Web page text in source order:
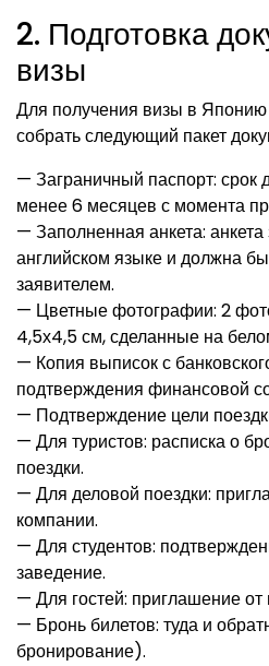
2. Подготовка
визы
Для получения визы в Японию
собрать следующий пакет
— Заграничный паспорт: срок
менее 6 месяцев с момента
— Заполненная анкета: анкета
английском языке и должна
заявителем.
— Цветные фотографии: 2
4,5х4,5 см, сделанные на
— Копия выписок с
подтверждения финансовой
— Подтверждение цели
— Для туристов: расписка о
поездки.
— Для деловой поездки:
компании.
— Для студентов:
заведение.
— Для гостей: приглашение
— Бронь билетов: туда и
бронирование).